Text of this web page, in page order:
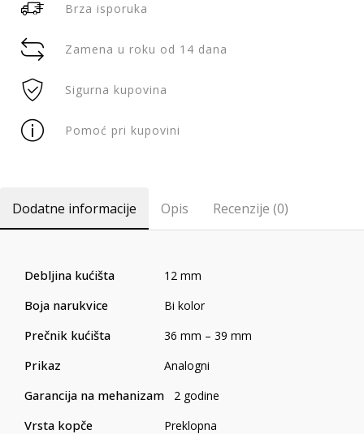
Brza isporuka
Zamena u roku od 14 dana
Sigurna kupovina
Pomoć pri kupovini
Dodatne informacije Opis Recenzije (0)
Debljina kućišta 12 mm
Boja narukvice Bi kolor
Prečnik kućišta 36 mm – 39 mm
Prikaz Analogni
Garancija na mehanizam 2 godine
Vrsta kopče Preklopna